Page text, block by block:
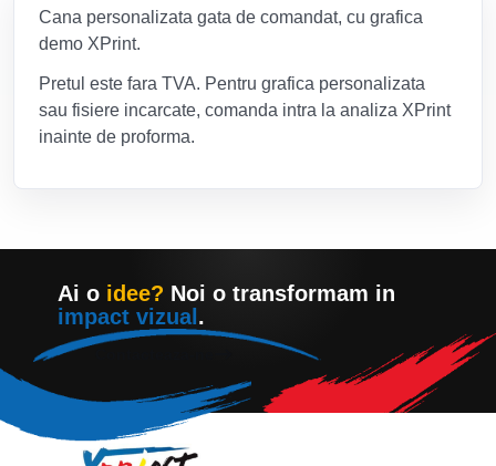
Cana personalizata gata de comandat, cu grafica
demo XPrint.
Pretul este fara TVA. Pentru grafica personalizata
sau fisiere incarcate, comanda intra la analiza XPrint
inainte de proforma.
Ai o idee? Noi o transformam in
impact vizual .